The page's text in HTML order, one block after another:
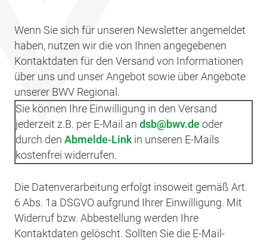
Wenn Sie sich für unseren Newsletter angemeldet
haben, nutzen wir die von Ihnen angegebenen
Kontaktdaten für den Versand von Informationen
über uns und unser Angebot sowie über Angebote
unserer BWV Regional.
Sie können Ihre Einwilligung in den Versand
jederzeit z.B. per E-Mail an dsb bwv.de oder
durch den Abmelde-Linkin unseren E-Mails
kostenfrei widerrufen.
Die Datenverarbeitung erfolgt insoweit gemäß Art.
6 Abs. 1a DSGVO aufgrund Ihrer Einwilligung. Mit
Widerruf bzw. Abbestellung werden Ihre
Kontaktdaten gelöscht. Sollten Sie die E-Mail-